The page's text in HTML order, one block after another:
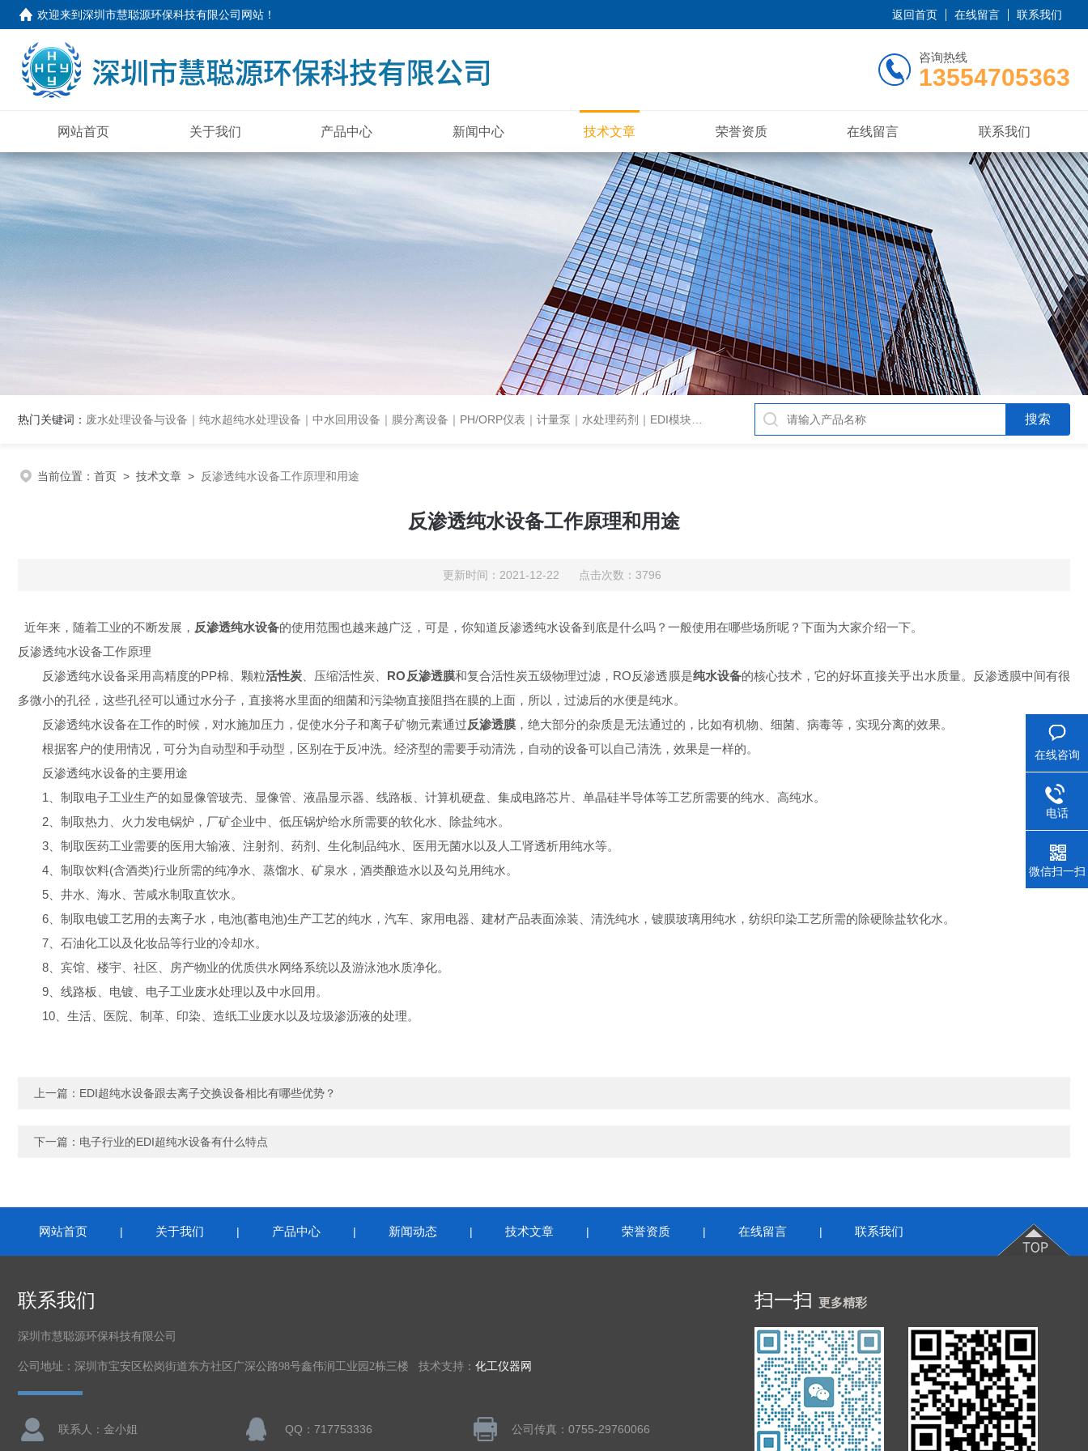
欢迎来到深圳市慧聪源环保科技有限公司网站 ！ 返回首页 在线留言 联系我们
咨询热线
13554705363
网站首页 关于我们 产品中心 新闻中心 技术文章 荣誉资质 在线留言 联系我们
热门关键词： 废水处理设备与设备｜纯水超纯水处理设备｜中水回用设备｜膜分离设备｜PH/ORP仪表｜计量泵｜水处理药剂｜EDI模块代理｜EDI模块维修
当前位置： 首页 > 技术文章 > 反渗透纯水设备工作原理和用途
反渗透纯水设备工作原理和用途
更新时间：2021-12-22 点击次数：3796
近年来，随着工业的不断发展， 反渗透纯水设备的使用范围也越来越广泛，可是，你知道反渗透纯水设备到底是什么吗？一般使用在哪些场所呢？ 下面为大家介绍一下。
反渗透纯水设备工作原理
反渗透纯水设备采用高精度的PP棉、颗粒活性炭 、压缩活性炭、 RO 反渗透膜和复合活性炭五级物理过滤， RO反渗透膜是纯水设备的核心技术，它的好坏直接关乎出水质量。反渗透膜中间有很
多微小的孔径，这些孔径可以通过水分子，直接将水里面的细菌和污染物直接阻挡在膜的上面，所以，过滤后的水便是纯水。
反渗透纯水设备在工作的时候，对水施加压力，促使水分子和离子矿物元素通过反渗透膜 ，绝大部分的杂质是无法通过的，比如有机物、细菌、病毒等，实现分离的效果。
根据客户的使用情况，可分为自动型和手动型，区别在于反冲洗。经济型的需要手动清洗，自动的设备可以自己清洗，效果是一样的。
反渗透纯水设备的主要用途
1
、制取电子工业生产的如显像管玻壳、显像管、液晶显示器、线路板、计算机硬盘、集成电路芯片、单晶硅半导体等工艺所需要的纯水、高纯水。
2 、制取热力、火力发电锅炉，厂矿企业中、低压锅炉给水所需要的软化水、除盐纯水。
3 、制取医药工业需要的医用大输液、注射剂、药剂、生化制品纯水、医用无菌水以及人工肾透析用纯水等。
4 、制取饮料(含酒类)行业所需的纯净水、蒸馏水、矿泉水，酒类酿造水以及勾兑用纯水。
5 、井水、海水、苦咸水制取直饮水。
6 、制取电镀工艺用的去离子水，电池(蓄电池)生产工艺的纯水，汽车、家用电器、建材产品表面涂装、清洗纯水，镀膜玻璃用纯水，纺织印染工艺所需的除硬除盐软化水。
7 、石油化工以及化妆品等行业的冷却水。
8 、宾馆、楼宇、社区、房产物业的优质供水网络系统以及游泳池水质净化。
9 、线路板、电镀、电子工业废水处理以及中水回用。
10 、生活、医院、制革、印染、造纸工业废水以及垃圾渗沥液的处理。
上一篇： EDI超纯水设备跟去离子交换设备相比有哪些优势？
下一篇： 电子行业的EDI超纯水设备有什么特点
网站首页 | 关于我们 | 产品中心 | 新闻动态 | 技术文章 | 荣誉资质 | 在线留言 | 联系我们
联系我们
深圳市慧聪源环保科技有限公司
公司地址：深圳市宝安区松岗街道东方社区广深公路98号鑫伟润工业园2栋三楼 技术支持： 化工仪器网
联系人：金小姐 QQ：717753336 公司传真：0755-29760066
扫一扫 更多精彩
在线咨询
电话
微信扫一扫